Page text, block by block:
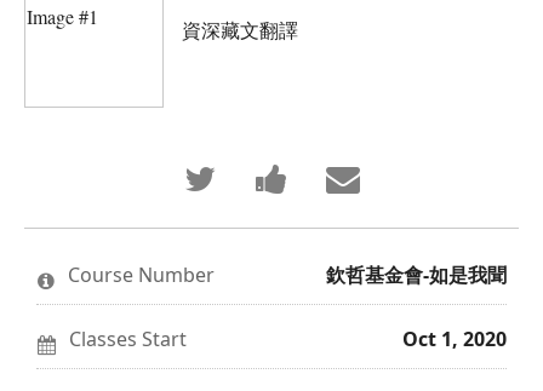
資深藏文翻譯
Tweet
that
you've
enrolled
Post
Facebook
message
say
you've
enrolled
course
Email
someone
say
enrolled
in
this
course
Course Number 欽哲基金會-如是我聞
Classes Start Oct 1, 2020